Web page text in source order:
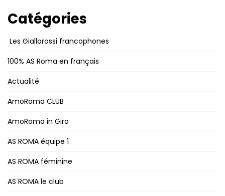
Catégories
Les Giallorossi francophones
100% AS Roma en français
Actualité
AmoRoma CLUB
AmoRoma in Giro
AS ROMA équipe 1
AS ROMA féminine
AS ROMA le club